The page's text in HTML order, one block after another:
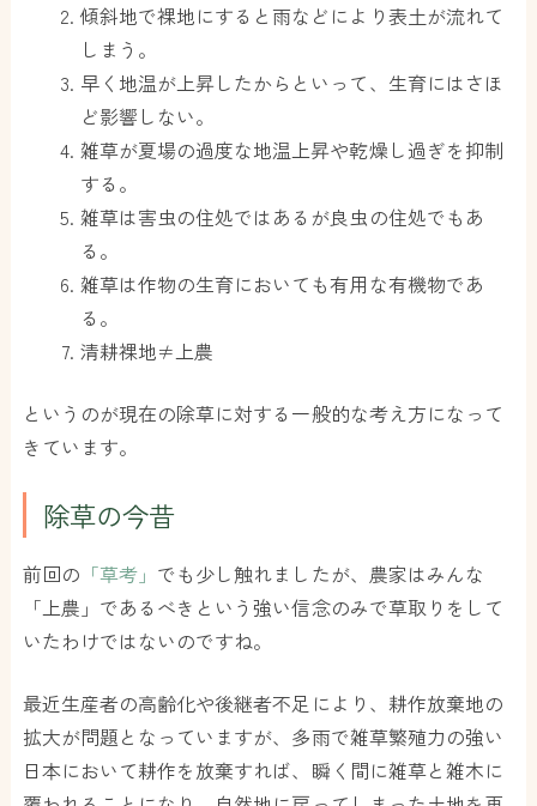
傾斜地で裸地にすると雨などにより表土が流れて
しまう。
早く地温が上昇したからといって、生育にはさほ
ど影響しない。
雑草が夏場の過度な地温上昇や乾燥し過ぎを抑制
する。
雑草は害虫の住処ではあるが良虫の住処でもあ
る。
雑草は作物の生育においても有用な有機物であ
る。
清耕裸地≠上農
というのが現在の除草に対する一般的な考え方になって
きています。
除草の今昔
前回の 「草考」 でも少し触れましたが、農家はみんな
「上農」であるべきという強い信念のみで草取りをして
いたわけではないのですね。
最近生産者の高齢化や後継者不足により、耕作放棄地の
拡大が問題となっていますが、多雨で雑草繁殖力の強い
日本において耕作を放棄すれば、瞬く間に雑草と雑木に